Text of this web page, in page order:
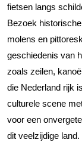
fietsen langs
Bezoek
molens en
geschiedenis van
zoals zeilen,
die Nederland rijk
culturele scene
voor een
dit veelzijdige land.